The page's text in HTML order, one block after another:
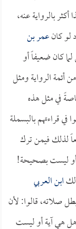
بالرواية عنه،
لو كانعمر بن
كان ضعيفاً أو
من أئمة الرواية ومثل
في مثل هذه
في قراءتهم بالبسملة
لذلك فيمن ترك
ليست بصحيحة!
ابن العربي
صلاته، قالوا: لأن
هل هي آية أو ليست